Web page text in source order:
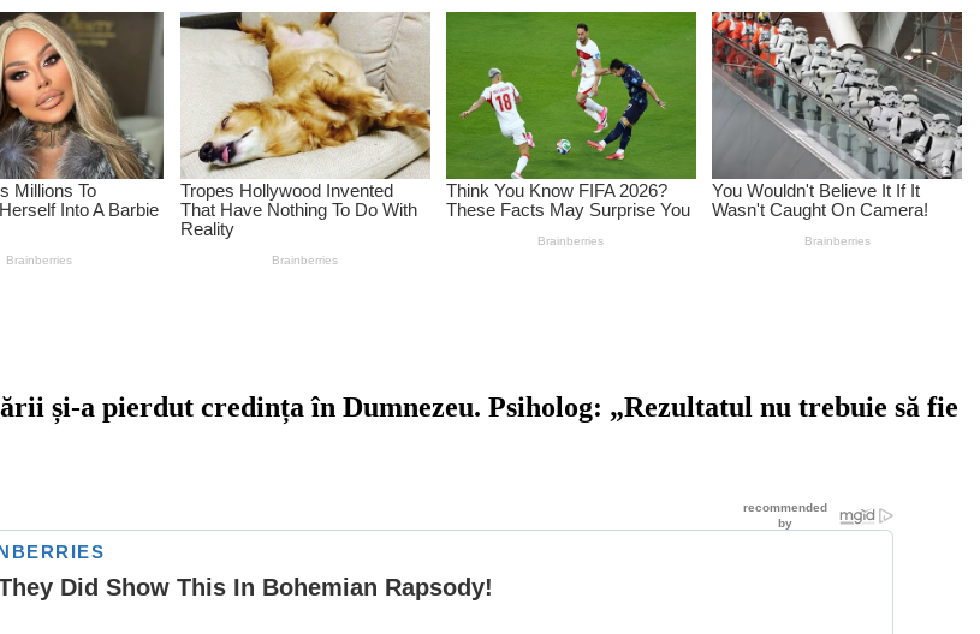
și-a pierdut credința în Dumnezeu. Psiholog: „Rezultatul nu trebuie să fie